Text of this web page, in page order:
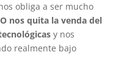
obliga a ser mucho
nos quita la venda del
y nos
realmente bajo